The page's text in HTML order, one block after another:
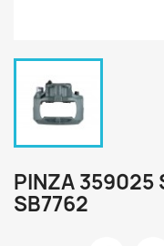
PINZA 359025
SB7762